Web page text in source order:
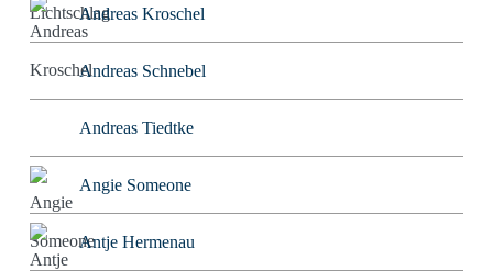
Andreas Kroschel
Andreas Schnebel
Andreas Tiedtke
Angie Someone
Antje Hermenau